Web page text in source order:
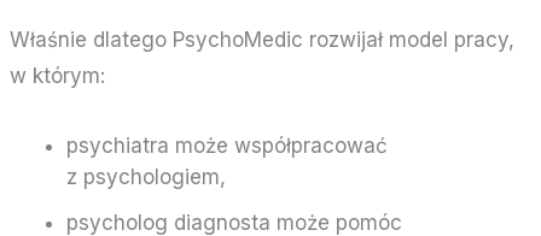
Właśnie dlatego PsychoMedic rozwijał model pracy,
w którym:
psychiatra może współpracować
z psychologiem,
psycholog diagnosta może pomóc